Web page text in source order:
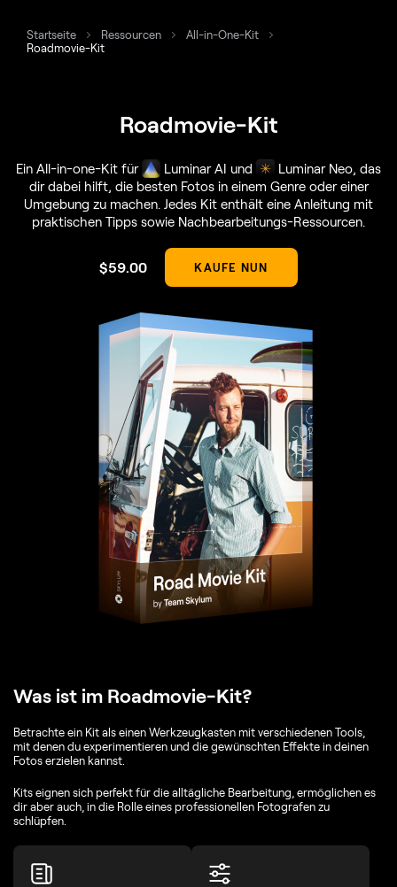
Startseite Ressourcen
All-in-One-Kit
Roadmovie-Kit
Roadmovie-Kit
Ein All-in-one-Kit für Luminar AI und
Luminar Neo, das
dir dabei hilft, die besten Fotos in einem Genre oder einer
Umgebung zu machen. Jedes Kit enthält eine Anleitung mit
praktischen Tipps sowie Nachbearbeitungs-Ressourcen.
$59.00 KAUFE NUN
Was ist im Roadmovie-Kit?
Betrachte ein Kit als einen Werkzeugkasten mit verschiedenen Tools,
mit denen du experimentieren und die gewünschten Effekte in deinen
Fotos erzielen kannst.
Kits eignen sich perfekt für die alltägliche Bearbeitung, ermöglichen es
dir aber auch, in die Rolle eines professionellen Fotografen zu
schlüpfen.